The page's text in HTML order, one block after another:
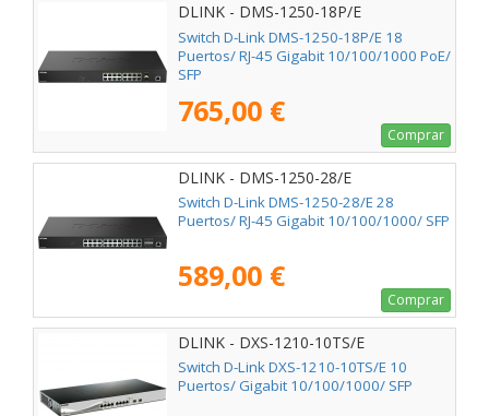
DLINK - DMS-1250-18P/E
Switch D-Link DMS-1250-18P/E 18
Puertos/ RJ-45 Gigabit 10/100/1000 PoE/
SFP
765,00 €
Comprar
DLINK - DMS-1250-28/E
Switch D-Link DMS-1250-28/E 28
Puertos/ RJ-45 Gigabit 10/100/1000/ SFP
589,00 €
Comprar
DLINK - DXS-1210-10TS/E
Switch D-Link DXS-1210-10TS/E 10
Puertos/ Gigabit 10/100/1000/ SFP